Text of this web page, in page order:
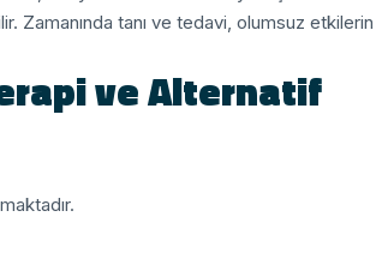
Zamanında tanı ve tedavi, olumsuz etkilerin
ve Alternatif